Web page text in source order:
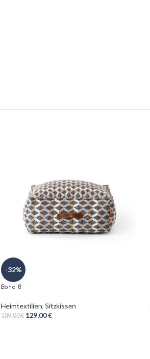
-32%
Boho 8
Heimtextilien, Sitzkissen
189,00€ 129,00€